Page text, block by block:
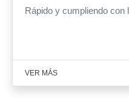
Rápido y cumpliendo con
VER MÁS